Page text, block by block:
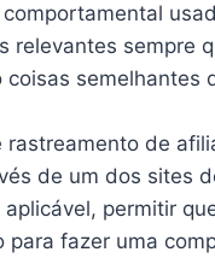
relevantes sempre
semelhantes
de
de um dos sites
permitir
fazer uma